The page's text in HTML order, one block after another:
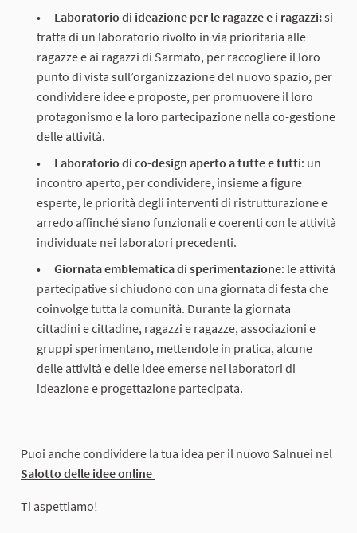
Laboratorio di ideazione per le ragazze e i ragazzi:si
tratta di un laboratorio rivolto in via prioritaria alle
ragazze e ai ragazzi di Sarmato, per raccogliere il loro
punto di vista sull’organizzazione del nuovo spazio, per
condividere idee e proposte, per promuovere il loro
protagonismo e la loro partecipazione nella co-gestione
delle attività.
Laboratorio di co-design aperto a tutte e tutti: un
incontro aperto, per condividere, insieme a figure
esperte, le priorità degli interventi di ristrutturazione e
arredo affinché siano funzionali e coerenti con le attività
individuate nei laboratori precedenti.
Giornata emblematica di sperimentazione: le attività
partecipative si chiudono con una giornata di festa che
coinvolge tutta la comunità. Durante la giornata
cittadini e cittadine, ragazzi e ragazze, associazioni e
gruppi sperimentano, mettendole in pratica, alcune
delle attività e delle idee emerse nei laboratori di
ideazione e progettazione partecipata.
Puoi anche condividere la tua idea per il nuovo Salnuei nel
Salotto delle idee online
Ti aspettiamo!